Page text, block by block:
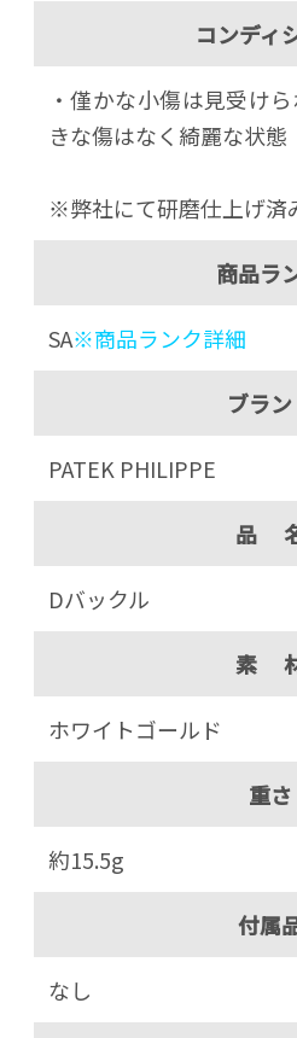
コンディ
・僅かな小傷は見受け
きな傷はなく綺麗な状態
※弊社にて研磨仕上げ済
商品ラ
SA※商品ランク詳細
ブラ
PATEK PHILIPPE
品
Dバックル
素
ホワイトゴールド
重さ
約15.5g
付属
なし